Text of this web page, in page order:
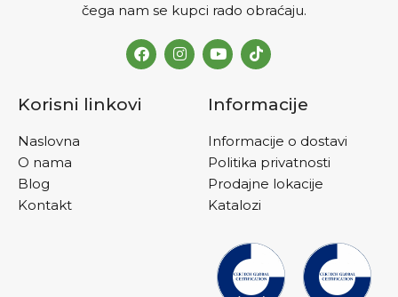
čega nam se kupci rado obraćaju.
Korisni linkovi
Naslovna
O nama
Blog
Kontakt
Informacije
Informacije o dostavi
Politika privatnosti
Prodajne lokacije
Katalozi